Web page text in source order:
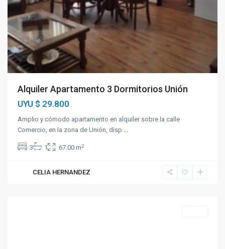
Alquiler Apartamento 3 Dormitorios Unión
UYU $ 29.800
Amplio y cómodo apartamento en alquiler sobre la calle
Comercio, en la zona de Unión, disp ...
3 1 67.00 m2
CELIA HERNANDEZ